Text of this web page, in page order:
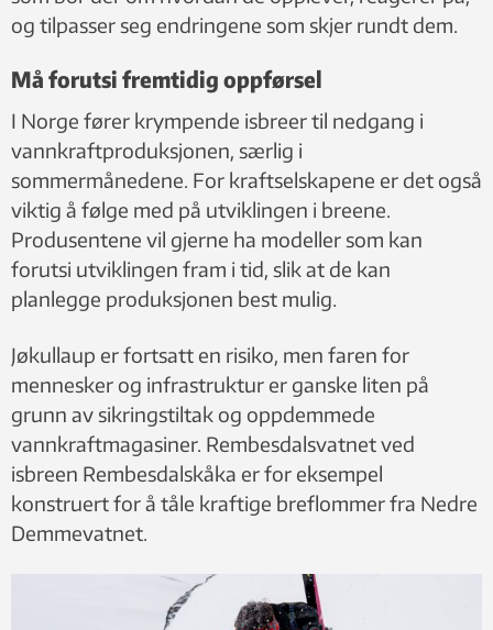
og tilpasser seg endringene som skjer rundt dem.
Må forutsi fremtidig oppførsel
I Norge fører krympende isbreer til nedgang i
vannkraftproduksjonen, særlig i
sommermånedene. For kraftselskapene er det også
viktig å følge med på utviklingen i breene.
Produsentene vil gjerne ha modeller som kan
forutsi utviklingen fram i tid, slik at de kan
planlegge produksjonen best mulig.
Jøkullaup er fortsatt en risiko, men faren for
mennesker og infrastruktur er ganske liten på
grunn av sikringstiltak og oppdemmede
vannkraftmagasiner. Rembesdalsvatnet ved
isbreen Rembesdalskåka er for eksempel
konstruert for å tåle kraftige breflommer fra Nedre
Demmevatnet.